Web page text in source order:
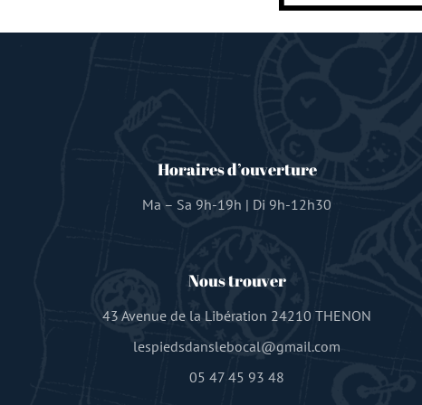
Horaires d’ouverture
Ma – Sa 9h-19h | Di 9h-12h30
Nous trouver
43 Avenue de la Libération 24210 THENON
lespiedsdanslebocal@gmail.com
05 47 45 93 48